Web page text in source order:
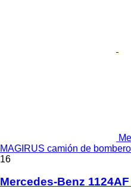
MAGIRUS camión de
16
Mercedes-Benz